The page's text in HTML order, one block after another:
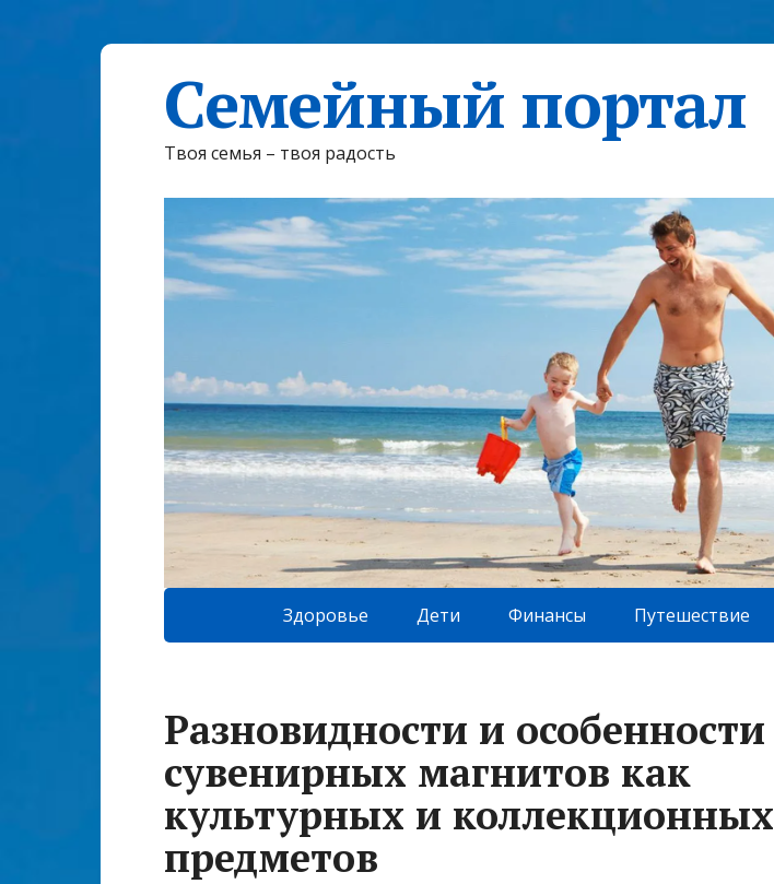
Семейный портал
Твоя семья – твоя радость
Здоровье Дети Финансы Путешествие
Разновидности и особенности
сувенирных магнитов как
культурных и коллекционных
предметов